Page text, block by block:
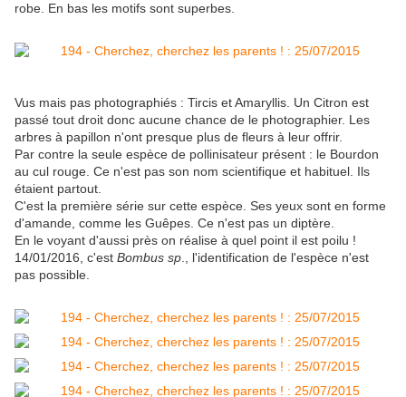
robe. En bas les motifs sont superbes.
Vus mais pas photographiés : Tircis et Amaryllis. Un Citron est
passé tout droit donc aucune chance de le photographier. Les
arbres à papillon n'ont presque plus de fleurs à leur offrir.
Par contre la seule espèce de pollinisateur présent : le Bourdon
au cul rouge. Ce n'est pas son nom scientifique et habituel. Ils
étaient partout.
C'est la première série sur cette espèce. Ses yeux sont en forme
d'amande, comme les Guêpes. Ce n'est pas un diptère.
En le voyant d'aussi près on réalise à quel point il est poilu !
14/01/2016, c'est Bombus sp ., l'identification de l'espèce n'est
pas possible.